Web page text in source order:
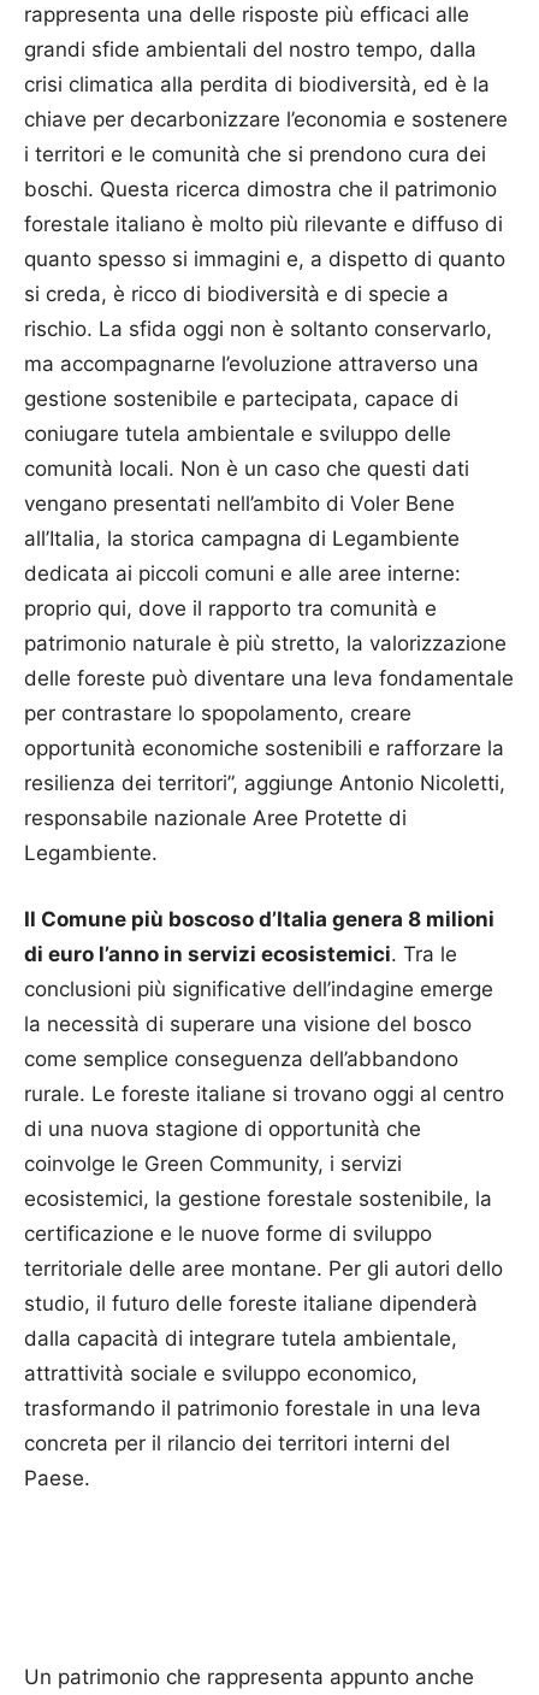
rappresenta una delle risposte più efficaci alle
grandi sfide ambientali del nostro tempo, dalla
crisi climatica alla perdita di biodiversità, ed è la
chiave per decarbonizzare l’economia e sostenere
i territori e le comunità che si prendono cura dei
boschi. Questa ricerca dimostra che il patrimonio
forestale italiano è molto più rilevante e diffuso di
quanto spesso si immagini e, a dispetto di quanto
si creda, è ricco di biodiversità e di specie a
rischio. La sfida oggi non è soltanto conservarlo,
ma accompagnarne l’evoluzione attraverso una
gestione sostenibile e partecipata, capace di
coniugare tutela ambientale e sviluppo delle
comunità locali. Non è un caso che questi dati
vengano presentati nell’ambito di Voler Bene
all’Italia, la storica campagna di Legambiente
dedicata ai piccoli comuni e alle aree interne:
proprio qui, dove il rapporto tra comunità e
patrimonio naturale è più stretto, la valorizzazione
delle foreste può diventare una leva fondamentale
per contrastare lo spopolamento, creare
opportunità economiche sostenibili e rafforzare la
resilienza dei territori”, aggiunge Antonio Nicoletti,
responsabile nazionale Aree Protette di
Legambiente.
Il Comune più boscoso d’Italia genera 8 milioni
di euro l’anno in servizi ecosistemici. Tra le
conclusioni più significative dell’indagine emerge
la necessità di superare una visione del bosco
come semplice conseguenza dell’abbandono
rurale. Le foreste italiane si trovano oggi al centro
di una nuova stagione di opportunità che
coinvolge le Green Community, i servizi
ecosistemici, la gestione forestale sostenibile, la
certificazione e le nuove forme di sviluppo
territoriale delle aree montane. Per gli autori dello
studio, il futuro delle foreste italiane dipenderà
dalla capacità di integrare tutela ambientale,
attrattività sociale e sviluppo economico,
trasformando il patrimonio forestale in una leva
concreta per il rilancio dei territori interni del
Paese.
Un patrimonio che rappresenta appunto anche